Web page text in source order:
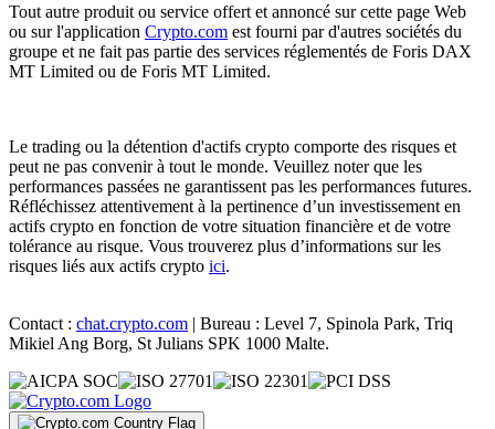
Tout autre produit ou service offert et annoncé sur cette page Web
ou sur l'application Crypto.com est fourni par d'autres sociétés du
groupe et ne fait pas partie des services réglementés de Foris DAX
MT Limited ou de Foris MT Limited.
Le trading ou la détention d'actifs crypto comporte des risques et
peut ne pas convenir à tout le monde. Veuillez noter que les
performances passées ne garantissent pas les performances futures.
Réfléchissez attentivement à la pertinence d’un investissement en
actifs crypto en fonction de votre situation financière et de votre
tolérance au risque. Vous trouverez plus d’informations sur les
risques liés aux actifs crypto ici.
Contact : chat.crypto.com | Bureau : Level 7, Spinola Park, Triq
Mikiel Ang Borg, St Julians SPK 1000 Malte.